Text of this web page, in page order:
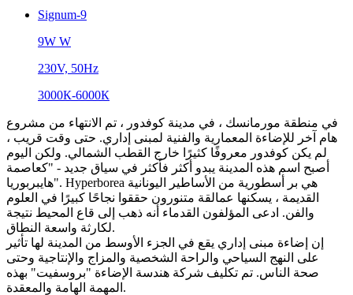
Signum-9
9W W
230V, 50Hz
3000К-6000К
في منطقة مورمانسك ، في مدينة كوفدور ، تم الانتهاء من مشروع
هام آخر للإضاءة المعمارية والفنية لمبنى إداري. حتى وقت قريب ،
لم يكن كوفدور معروفًا كثيرًا خارج القطب الشمالي. ولكن اليوم
أصبح اسم هذه المدينة يبدو أكثر فأكثر في سياق جديد - "كعاصمة
هايبربوريا". Hyperborea هي بر أسطورية من الأساطير اليونانية
القديمة ، يسكنها عمالقة متنورون حققوا نجاحًا كبيرًا في العلوم
والفن. ادعى المؤلفون القدماء أنه ذهب إلى قاع المحيط نتيجة
لكارثة واسعة النطاق.
إن إضاءة مبنى إداري يقع في الجزء الأوسط من المدينة لها تأثير
على النهج السياحي والراحة الشخصية والمزاج والإنتاجية وحتى
صحة الناس. تم تكليف شركة هندسة الإضاءة "بروسفيت" بهذه
المهمة الهامة والمعقدة.